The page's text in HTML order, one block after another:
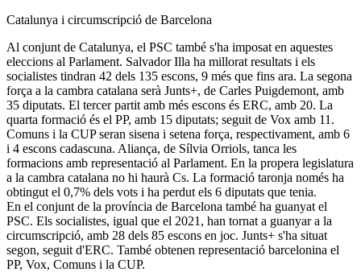
Catalunya i circumscripció de Barcelona
Al conjunt de Catalunya, el PSC també s'ha imposat en aquestes
eleccions al Parlament. Salvador Illa ha millorat resultats i els
socialistes tindran 42 dels 135 escons, 9 més que fins ara. La segona
força a la cambra catalana serà Junts+, de Carles Puigdemont, amb
35 diputats. El tercer partit amb més escons és ERC, amb 20. La
quarta formació és el PP, amb 15 diputats; seguit de Vox amb 11.
Comuns i la CUP seran sisena i setena força, respectivament, amb 6
i 4 escons cadascuna. Aliança, de Sílvia Orriols, tanca les
formacions amb representació al Parlament. En la propera legislatura
a la cambra catalana no hi haurà Cs. La formació taronja només ha
obtingut el 0,7% dels vots i ha perdut els 6 diputats que tenia.
En el conjunt de la província de Barcelona també ha guanyat el
PSC. Els socialistes, igual que el 2021, han tornat a guanyar a la
circumscripció, amb 28 dels 85 escons en joc. Junts+ s'ha situat
segon, seguit d'ERC. També obtenen representació barcelonina el
PP, Vox, Comuns i la CUP.